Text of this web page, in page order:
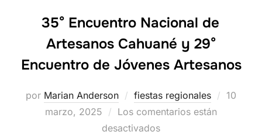
35° Encuentro Nacional de
Artesanos Cahuané y 29°
Encuentro de Jóvenes Artesanos
por Marian Anderson fiestas regionales
10
marzo, 2025
Los comentarios están
desactivados